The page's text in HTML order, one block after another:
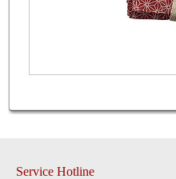
Service Hotline